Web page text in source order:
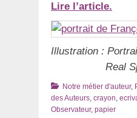
Lire l’article.
Illustration :
Real
Catégories
Notre métier d'auteur,
des Auteurs, crayon,
Observateur, papier